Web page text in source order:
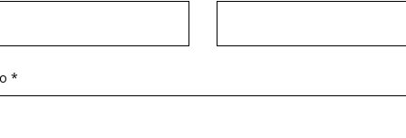
*